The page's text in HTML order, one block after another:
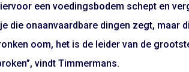
een voedingsbodem schept en
die onaanvaardbare dingen zegt, maar
oom, het is de leider van de
vindt Timmermans.